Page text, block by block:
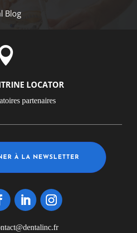
Blog
LOCATOR
partenaires
À LA NEWSLETTER